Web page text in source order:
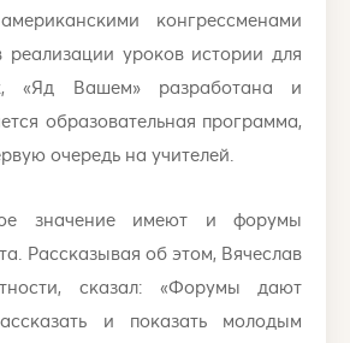
конгрессменами
уроков истории для
«Яд Вашем» разработана и
образовательная программа,
очередь на учителей.
значение имеют и форумы
Рассказывая об этом, Вячеслав
сказал: «Форумы дают
и показать молодым